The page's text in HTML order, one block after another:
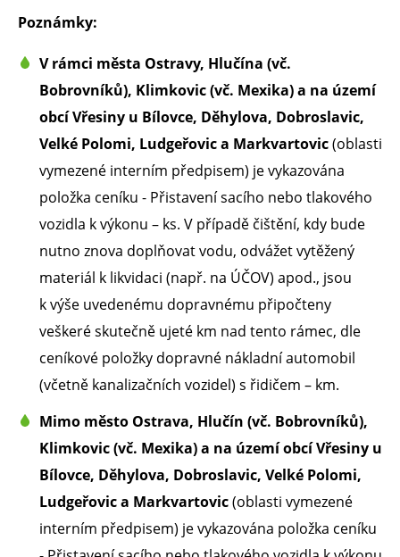
Poznámky:
V rámci města Ostravy, Hlučína (vč.
Bobrovníků), Klimkovic (vč. Mexika) a na území
obcí Vřesiny u Bílovce, Děhylova, Dobroslavic,
Velké Polomi, Ludgeřovic a Markvartovic(oblasti
vymezené interním předpisem) je vykazována
položka ceníku - Přistavení sacího nebo tlakového
vozidla k výkonu – ks. V případě čištění, kdy bude
nutno znova doplňovat vodu, odvážet vytěžený
materiál k likvidaci (např. na ÚČOV) apod., jsou
k výše uvedenému dopravnému připočteny
veškeré skutečně ujeté km nad tento rámec, dle
ceníkové položky dopravné nákladní automobil
(včetně kanalizačních vozidel) s řidičem – km.
Mimo město Ostrava, Hlučín (vč. Bobrovníků),
Klimkovic (vč. Mexika) a na území obcí Vřesiny u
Bílovce, Děhylova, Dobroslavic, Velké Polomi,
Ludgeřovic a Markvartovic(oblasti vymezené
interním předpisem) je vykazována položka ceníku